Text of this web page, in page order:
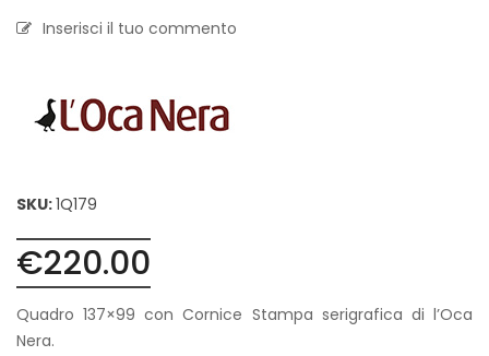
Inserisci il tuo commento
SKU:1Q179
€220.00
Quadro 137×99 con Cornice Stampa serigrafica di l’Oca
Nera.